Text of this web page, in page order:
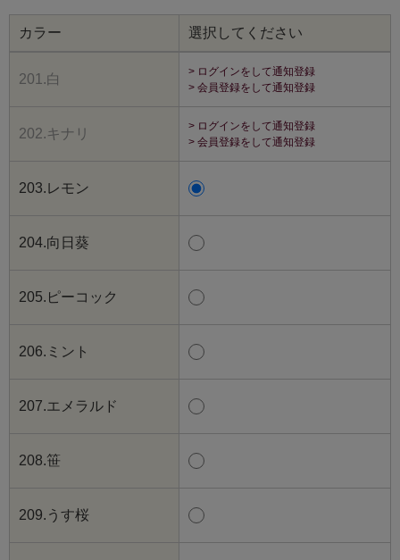
カラー 選択してください
201.白
> ログインをして通知登録
> 会員登録をして通知登録
202.キナリ
> ログインをして通知登録
> 会員登録をして通知登録
203.レモン
204.向日葵
205.ピーコック
206.ミント
207.エメラルド
208.笹
209.うす桜